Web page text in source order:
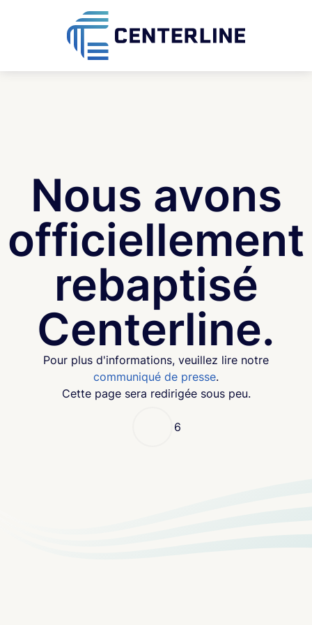
Nous avons
officiellement
rebaptisé
Centerline.
Pour plus d'informations, veuillez lire notre
communiqué de presse.
Cette page sera redirigée sous peu.
6